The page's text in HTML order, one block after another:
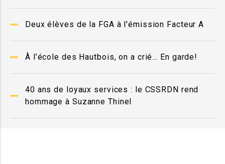
Deux élèves de la FGA à l'émission Facteur A
À l’école des Hautbois, on a crié… En garde!
40 ans de loyaux services : le CSSRDN rend
hommage à Suzanne Thinel